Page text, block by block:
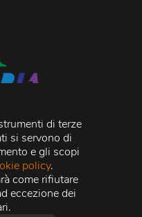
di terze
si servono di
e gli scopi
policy.
come rifiutare
eccezione dei
20066 Melzo (MI)
n. 1427910
n. 338392 -
| Capitale Sociale
i.v.
2026 © Tutti i diritti